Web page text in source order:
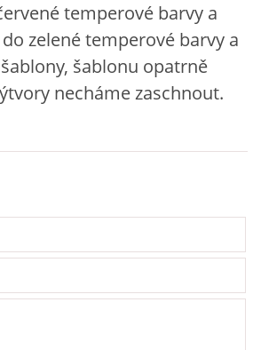
- JARO
- LÉTO
- PODZIM
ZIMA
OBDOBÍ
JARO, LÉTO, PODZIM,ZIMA
temperové barvy a
zelené temperové barvy a
šablonu opatrně
necháme zaschnout.